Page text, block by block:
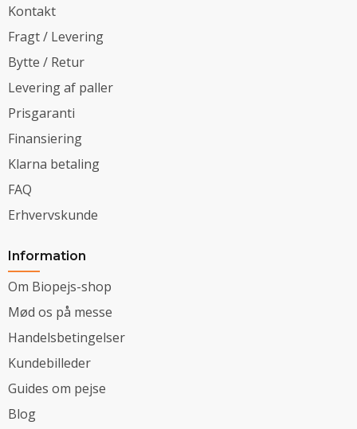
Kontakt
Fragt / Levering
Bytte / Retur
Levering af paller
Prisgaranti
Finansiering
Klarna betaling
FAQ
Erhvervskunde
Information
Om Biopejs-shop
Mød os på messe
Handelsbetingelser
Kundebilleder
Guides om pejse
Blog